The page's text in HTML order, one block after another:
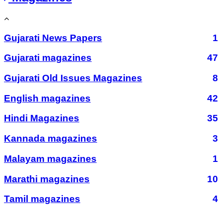
Gujarati News Papers
1
Gujarati magazines
47
Gujarati Old Issues Magazines
8
English magazines
42
Hindi Magazines
35
Kannada magazines
3
Malayam magazines
1
Marathi magazines
10
Tamil magazines
4